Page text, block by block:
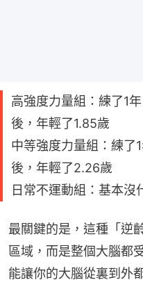
高強度力量組：練了1
後，年輕了1.85歲
中等強度力量組：練了
後，年輕了2.26歲
日常不運動組：基本沒
最關鍵的是，這種「逆
區域，而是整個大腦都
能讓你的大腦從裏到外